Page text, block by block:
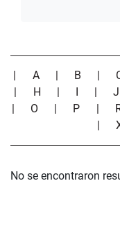
| A | B |
| H | I |J
| O | P |
|
No se encontraron